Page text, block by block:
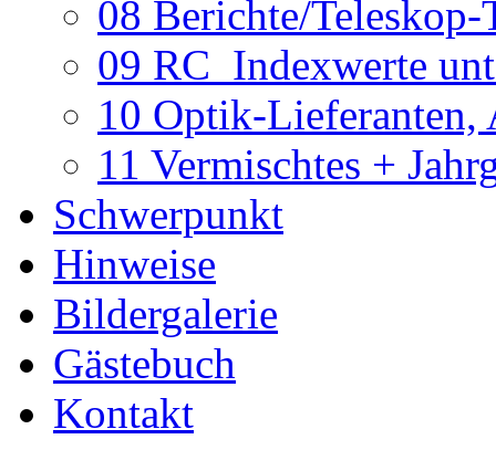
08 Berichte/
09 RC_Indexwerte
10 Optik-Lieferanten,
11 Vermischtes +
Schwerpunkt
Hinweise
Bildergalerie
Gästebuch
Kontakt